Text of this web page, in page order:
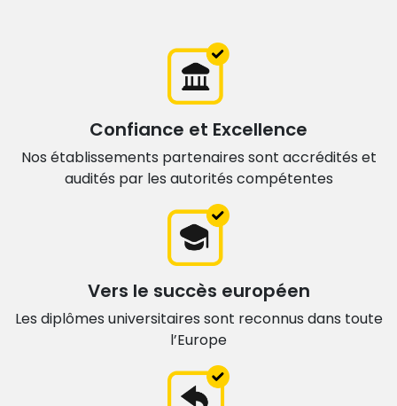
Confiance et Excellence
Nos établissements partenaires sont accrédités et
audités par les autorités compétentes
Vers le succès européen
Les diplômes universitaires sont reconnus dans toute
l’Europe